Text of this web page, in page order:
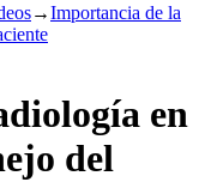
→Importancia de la
en
del